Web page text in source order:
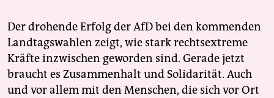
Der drohende Erfolg der AfD bei den kommenden
Landtagswahlen zeigt, wie stark rechtsextreme
Kräfte inzwischen geworden sind. Gerade jetzt
braucht es Zusammenhalt und Solidarität. Auch
und vor allem mit den Menschen, die sich vor Ort